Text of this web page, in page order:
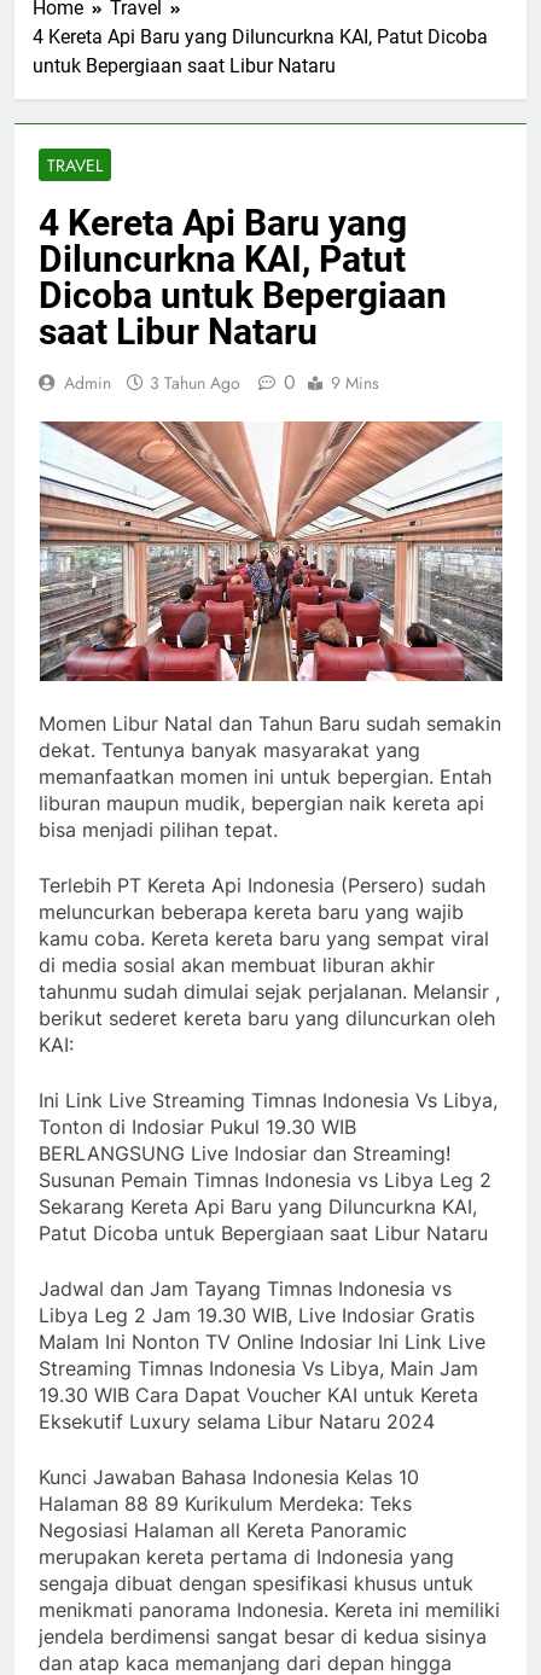
Home
Travel
4 Kereta Api Baru yang Diluncurkna KAI, Patut Dicoba
untuk Bepergiaan saat Libur Nataru
TRAVEL
4 Kereta Api Baru yang
Diluncurkna KAI, Patut
Dicoba untuk Bepergiaan
saat Libur Nataru
Admin 3 Tahun Ago 0 9 Mins
Momen Libur Natal dan Tahun Baru sudah semakin
dekat. Tentunya banyak masyarakat yang
memanfaatkan momen ini untuk bepergian. Entah
liburan maupun mudik, bepergian naik kereta api
bisa menjadi pilihan tepat.
Terlebih PT Kereta Api Indonesia (Persero) sudah
meluncurkan beberapa kereta baru yang wajib
kamu coba. Kereta kereta baru yang sempat viral
di media sosial akan membuat liburan akhir
tahunmu sudah dimulai sejak perjalanan. Melansir ,
berikut sederet kereta baru yang diluncurkan oleh
KAI:
Ini Link Live Streaming Timnas Indonesia Vs Libya,
Tonton di Indosiar Pukul 19.30 WIB
BERLANGSUNG Live Indosiar dan Streaming!
Susunan Pemain Timnas Indonesia vs Libya Leg 2
Sekarang Kereta Api Baru yang Diluncurkna KAI,
Patut Dicoba untuk Bepergiaan saat Libur Nataru
Jadwal dan Jam Tayang Timnas Indonesia vs
Libya Leg 2 Jam 19.30 WIB, Live Indosiar Gratis
Malam Ini Nonton TV Online Indosiar Ini Link Live
Streaming Timnas Indonesia Vs Libya, Main Jam
19.30 WIB Cara Dapat Voucher KAI untuk Kereta
Eksekutif Luxury selama Libur Nataru 2024
Kunci Jawaban Bahasa Indonesia Kelas 10
Halaman 88 89 Kurikulum Merdeka: Teks
Negosiasi Halaman all Kereta Panoramic
merupakan kereta pertama di Indonesia yang
sengaja dibuat dengan spesifikasi khusus untuk
menikmati panorama Indonesia. Kereta ini memiliki
jendela berdimensi sangat besar di kedua sisinya
dan atap kaca memanjang dari depan hingga